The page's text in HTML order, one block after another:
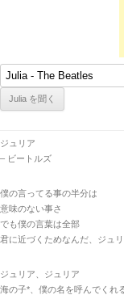
ジュリア
– ビートルズ
僕の言ってる事の半分は
意味のない事さ
でも僕の言葉は全部
君に近づくためなんだ、ジュ
ジュリア、ジュリア
海の子*、僕の名を呼んでくれ